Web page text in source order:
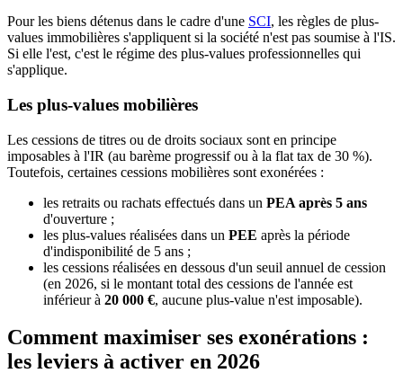
Pour les biens détenus dans le cadre d'une SCI, les règles de plus-
values immobilières s'appliquent si la société n'est pas soumise à l'IS.
Si elle l'est, c'est le régime des plus-values professionnelles qui
s'applique.
Les plus-values mobilières
Les cessions de titres ou de droits sociaux sont en principe
imposables à l'IR (au barème progressif ou à la flat tax de 30 %).
Toutefois, certaines cessions mobilières sont exonérées :
les retraits ou rachats effectués dans un PEA après 5 ans
d'ouverture ;
les plus-values réalisées dans un PEE après la période
d'indisponibilité de 5 ans ;
les cessions réalisées en dessous d'un seuil annuel de cession
(en 2026, si le montant total des cessions de l'année est
inférieur à 20 000 €, aucune plus-value n'est imposable).
Comment maximiser ses exonérations :
les leviers à activer en 2026